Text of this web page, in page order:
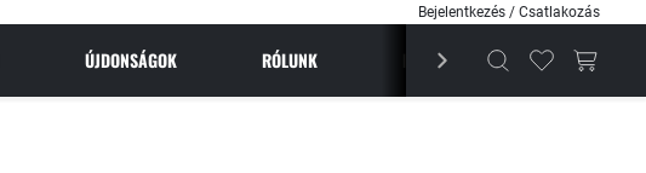
Bejelentkezés / Csatlakozás
ÚJDONSÁGOK RÓLUNK BESTSELLEREK MAGAZIN